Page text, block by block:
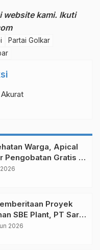
website kami. Ikuti
Partai Golkar
Warga, Apical
Pengobatan Gratis di
Proyek
SBE Plant, PT Sari
Sampaikan
2026